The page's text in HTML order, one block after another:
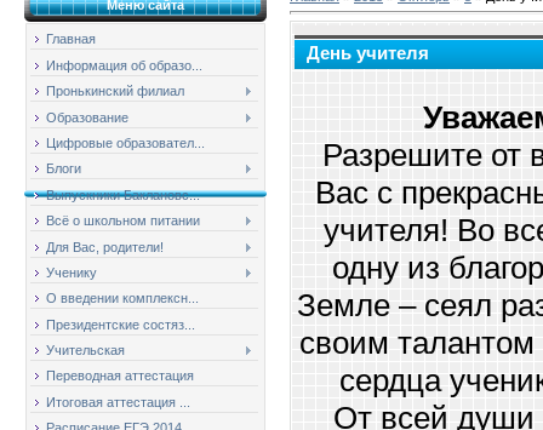
Меню сайта
Главная
Информация об образо...
Пронькинский филиал
Образование
Цифровые образовател...
Блоги
Выпускники Баклановс...
Всё о школьном питании
Для Вас, родители!
Ученику
О введении комплексн...
Президентские состяз...
Учительская
Переводная аттестация
Итоговая аттестация ...
День учителя
Разрешите от
Вас с
учителя! Во
одну из
Земле – сеял
своим талантом
сердца
От всей души